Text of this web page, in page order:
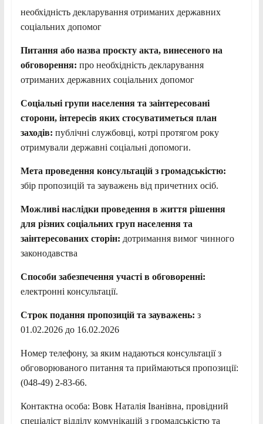
необхідність декларування отриманих державних
соціальних допомог
Питання або назва проєкту акта, винесеного на
обговорення: про необхідність декларування
отриманих державних соціальних допомог
Соціальні групи населення та заінтересовані
сторони, інтересів яких стосуватиметься план
заходів: публічні службовці, котрі протягом року
отримували державні соціальні допомоги.
Мета проведення консультацій з громадськістю:
збір пропозицій та зауважень від причетних осіб.
Можливі наслідки проведення в життя рішення
для різних соціальних груп населення та
заінтересованих сторін: дотримання вимог чинного
законодавства
Способи забезпечення участі в обговоренні:
електронні консультації.
Строк подання пропозицій та зауважень: з
01.02.2026 до 16.02.2026
Номер телефону, за яким надаються консультації з
обговорюваного питання та приймаються пропозиції:
(048-49) 2-83-66.
Контактна особа: Вовк Наталія Іванівна, провідний
спеціаліст відділу комунікацій з громадськістю та